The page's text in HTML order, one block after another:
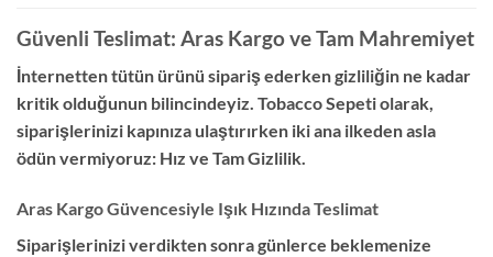
Güvenli Teslimat: Aras Kargo ve Tam Mahremiyet
İnternetten tütün ürünü sipariş ederken gizliliğin ne kadar
kritik olduğunun bilincindeyiz. Tobacco Sepeti olarak,
siparişlerinizi kapınıza ulaştırırken iki ana ilkeden asla
ödün vermiyoruz: Hız ve Tam Gizlilik.
Aras Kargo Güvencesiyle Işık Hızında Teslimat
Siparişlerinizi verdikten sonra günlerce beklemenize